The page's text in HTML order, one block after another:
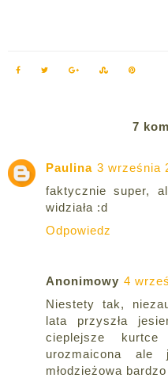
7
Paulina 3 września
faktycznie super,
widziała :d
Odpowiedz
Anonimowy 4
Niestety tak,
lata przyszła
cieplejsze
urozmaicona ale
młodzieżowa